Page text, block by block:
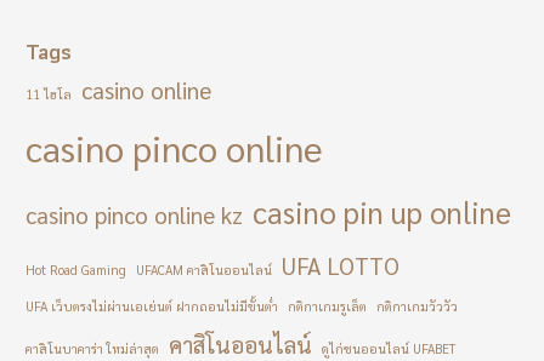
Tags
11 ไฮโล casino online
casino pinco online
casino pinco online kz casino pin up online
Hot Road Gaming UFACAM คาสิโนออนไลน์ UFA LOTTO
UFA เว็บตรงไม่ผ่านเอเย่นต์ ฝากถอนไม่มีขั้นต่ำ กติกาเกมรูเล็ต กติกาเกมวัววัว
คาสิโนบาคาร่า ใหม่ล่าสุด คาสิโนออนไลน์ ดูไก่ชนออนไลน์ UFABET